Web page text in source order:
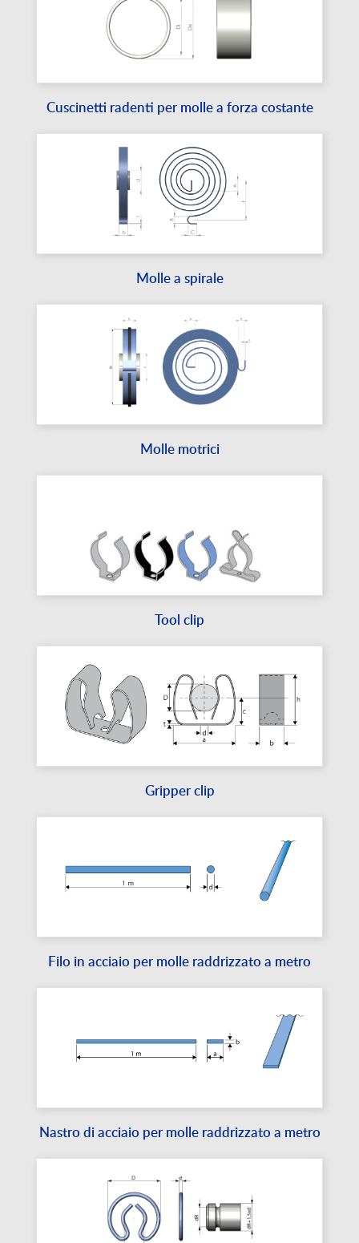
Cuscinetti radenti per molle a forza costante
Molle a spirale
Molle motrici
Tool clip
Gripper clip
Filo in acciaio per molle raddrizzato a metro
Nastro di acciaio per molle raddrizzato a metro